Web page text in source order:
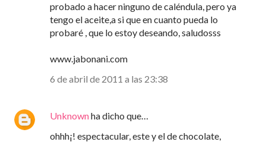
probado a hacer ninguno de caléndula, pero ya
tengo el aceite,a si que en cuanto pueda lo
probaré , que lo estoy deseando, saludosss
www.jabonani.com
6 de abril de 2011 a las 23:38
Unknownha dicho que…
ohhh¡! espectacular, este y el de chocolate,